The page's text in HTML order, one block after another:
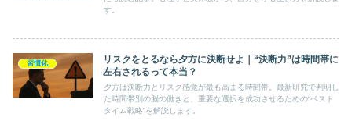
す。
習慣化
リスクをとるなら夕方に決断せよ｜“決断力”は時間帯に
左右されるって本当？
夕方は決断力とリスク感覚が最も高まる時間帯。最新研究で判明し
た時間帯別の脳の働きと、重要な選択を成功させるための“ベスト
タイム戦略”を解説します。